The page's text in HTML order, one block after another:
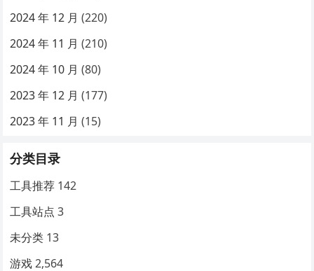
2024 年 12 月 (220)
2024 年 11 月 (210)
2024 年 10 月 (80)
2023 年 12 月 (177)
2023 年 11 月 (15)
分类目录
工具推荐 142
工具站点 3
未分类 13
游戏 2,564